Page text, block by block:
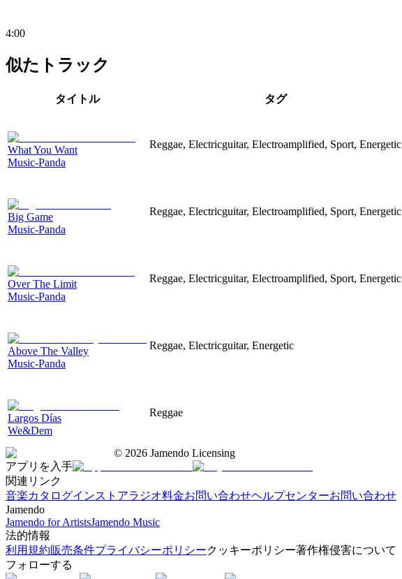
4:00
似たトラック
タイトル タグ
What You Want
Music-Panda
Reggae, Electricguitar, Electroamplified, Sport, Energetic
Big Game
Music-Panda
Reggae, Electricguitar, Electroamplified, Sport, Energetic
Over The Limit
Music-Panda
Reggae, Electricguitar, Electroamplified, Sport, Energetic
Above The Valley
Music-Panda
Reggae, Electricguitar, Energetic
Largos Días
We&Dem
Reggae
© 2026 Jamendo Licensing
アプリを入手
関連リンク
音楽カタログインストアラジオ料金お問い合わせヘルプセンターお問い合わせ
Jamendo
Jamendo for ArtistsJamendo Music
法的情報
利用規約販売条件プライバシーポリシークッキーポリシー著作権侵害について
フォローする